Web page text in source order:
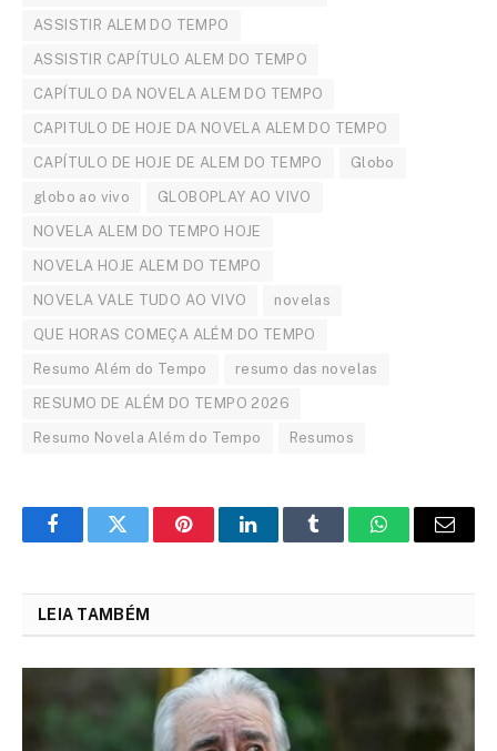
ASSISTIR ALEM DO TEMPO
ASSISTIR CAPÍTULO ALEM DO TEMPO
CAPÍTULO DA NOVELA ALEM DO TEMPO
CAPITULO DE HOJE DA NOVELA ALEM DO TEMPO
CAPÍTULO DE HOJE DE ALEM DO TEMPO Globo
globo ao vivo GLOBOPLAY AO VIVO
NOVELA ALEM DO TEMPO HOJE
NOVELA HOJE ALEM DO TEMPO
NOVELA VALE TUDO AO VIVO novelas
QUE HORAS COMEÇA ALÉM DO TEMPO
Resumo Além do Tempo resumo das novelas
RESUMO DE ALÉM DO TEMPO 2026
Resumo Novela Além do Tempo Resumos
FacebookTwitter PinterestLinkedInTumblr WhatsAppEmail
LEIA TAMBÉM